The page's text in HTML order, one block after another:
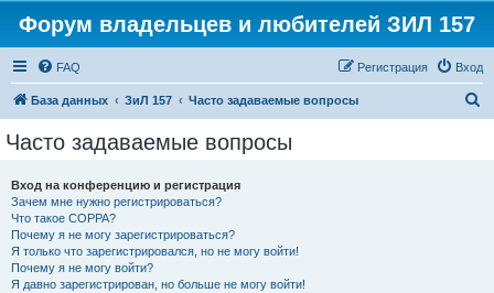
Форум владельцев и любителей ЗИЛ 157
FAQ Вход
Регистрация
База данных ЗиЛ 157 Часто задаваемые вопросы
Часто задаваемые вопросы
Вход на конференцию и регистрация
Зачем мне нужно регистрироваться?
Что такое COPPA?
Почему я не могу зарегистрироваться?
Я только что зарегистрировался, но не могу войти!
Почему я не могу войти?
Я давно зарегистрирован, но больше не могу войти!